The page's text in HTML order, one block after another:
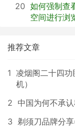
20 如何强制查
空间进行浏
推荐文章
1 凌烟阁二十四
机）
2 中国为何不承
3 剃须刀品牌分